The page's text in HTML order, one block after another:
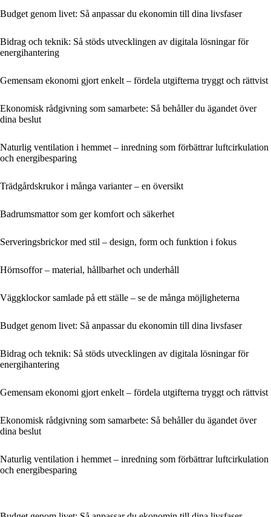
Budget genom livet: Så anpassar du ekonomin till dina livsfaser
Bidrag och teknik: Så stöds utvecklingen av digitala lösningar för
energihantering
Gemensam ekonomi gjort enkelt – fördela utgifterna tryggt och rättvist
Ekonomisk rådgivning som samarbete: Så behåller du ägandet över
dina beslut
Naturlig ventilation i hemmet – inredning som förbättrar luftcirkulation
och energibesparing
Trädgårdskrukor i många varianter – en översikt
Badrumsmattor som ger komfort och säkerhet
Serveringsbrickor med stil – design, form och funktion i fokus
Hörnsoffor – material, hållbarhet och underhåll
Väggklockor samlade på ett ställe – se de många möjligheterna
Budget genom livet: Så anpassar du ekonomin till dina livsfaser
Bidrag och teknik: Så stöds utvecklingen av digitala lösningar för
energihantering
Gemensam ekonomi gjort enkelt – fördela utgifterna tryggt och rättvist
Ekonomisk rådgivning som samarbete: Så behåller du ägandet över
dina beslut
Naturlig ventilation i hemmet – inredning som förbättrar luftcirkulation
och energibesparing